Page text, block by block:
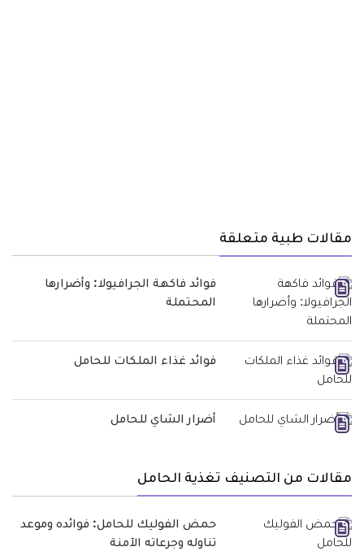
مقالات طبية متعلقة
فوائد فاكهة الجرافيولا: وأضرارها
المحتملة
فوائد غذاء الملكات للحامل
أضرار الشاي للحامل
مقالات من التصنيف تغذية الحامل
حمض الفوليك للحامل: فوائده وموعد
تناوله وجرعاته الآمنة